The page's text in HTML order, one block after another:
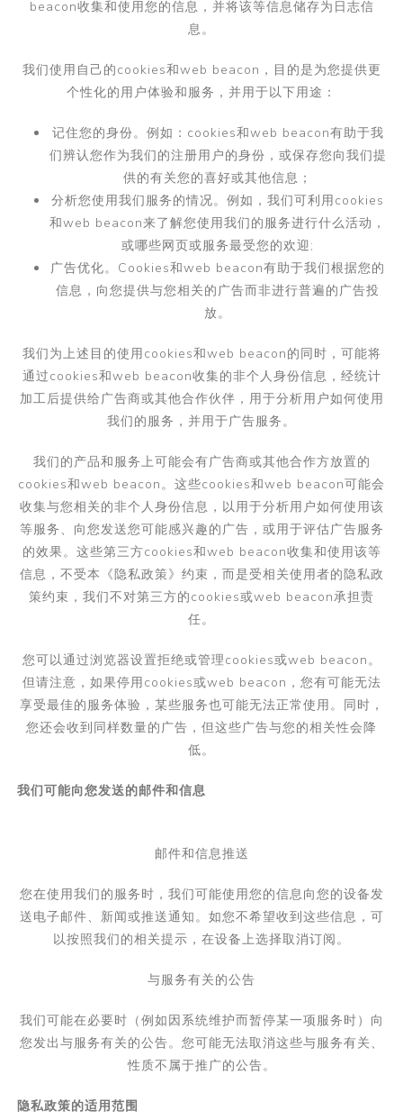
beacon收集和使用您的信息，并将该等信息储存为日志信
息。
我们使用自己的cookies和web beacon ，目的是为您提供更
个性化的用户体验和服务，并用于以下用途：
记住您的身份。例如： cookies和web beacon有助于我
们辨认您作为我们的注册用户的身份，或保存您向我们提
供的有关您的喜好或其他信息；
分析您使用我们服务的情况。例如，我们可利用cookies
和web beacon来了解您使用我们的服务进行什么活动，
或哪些网页或服务最受您的欢迎;
广告优化。 Cookies和web beacon有助于我们根据您的
信息，向您提供与您相关的广告而非进行普遍的广告投
放。
我们为上述目的使用cookies和web beacon的同时，可能将
通过cookies和web beacon收集的非个人身份信息，经统计
加工后提供给广告商或其他合作伙伴，用于分析用户如何使用
我们的服务，并用于广告服务。
我们的产品和服务上可能会有广告商或其他合作方放置的
cookies和web beacon。这些cookies和web beacon可能会
收集与您相关的非个人身份信息，以用于分析用户如何使用该
等服务、向您发送您可能感兴趣的广告，或用于评估广告服务
的效果。这些第三方cookies和web beacon收集和使用该等
信息，不受本《隐私政策》约束，而是受相关使用者的隐私政
策约束，我们不对第三方的cookies或web beacon承担责
任。
您可以通过浏览器设置拒绝或管理cookies或web beacon。
但请注意，如果停用cookies或web beacon ，您有可能无法
享受最佳的服务体验，某些服务也可能无法正常使用。同时，
您还会收到同样数量的广告，但这些广告与您的相关性会降
低。
我们可能向您发送的邮件和信息
邮件和信息推送
您在使用我们的服务时，我们可能使用您的信息向您的设备发
送电子邮件、新闻或推送通知。如您不希望收到这些信息，可
以按照我们的相关提示，在设备上选择取消订阅。
与服务有关的公告
我们可能在必要时（例如因系统维护而暂停某一项服务时）向
您发出与服务有关的公告。您可能无法取消这些与服务有关、
性质不属于推广的公告。
隐私政策的适用范围